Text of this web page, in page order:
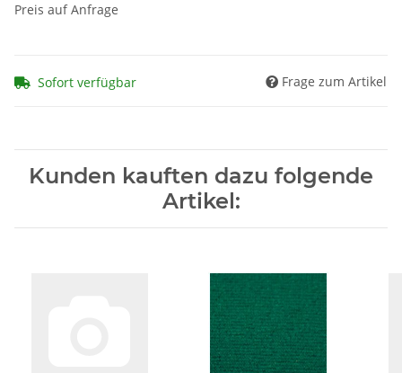
Preis auf Anfrage
Sofort verfügbar Frage zum Artikel
Kunden kauften dazu folgende
Artikel: